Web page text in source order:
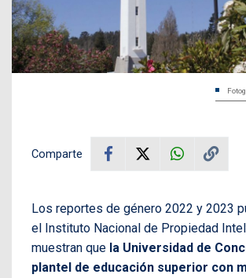
Comparte
Los reportes de género 2022 y 2023
el Instituto Nacional de Propiedad
muestran que la Universidad de
plantel de educación superior con